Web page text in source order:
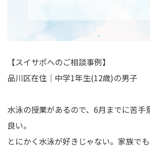
【スイサポへのご相談事例】
品川区在住｜中学1年生(12歳)の男子
水泳の授業があるので、6月までに苦手
良い。
とにかく水泳が好きじゃない。家族でも